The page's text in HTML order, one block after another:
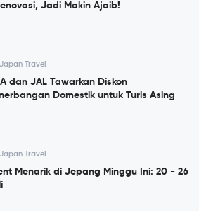
Jadi Makin Ajaib!
Japan Travel
dan JAL Tawarkan Diskon
Domestik untuk Turis Asing
Japan Travel
Menarik di Jepang Minggu Ini: 20 - 26